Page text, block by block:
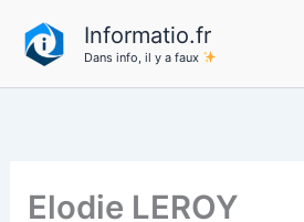
contenu
Informatio.fr
Dans info, il y a faux
Elodie LEROY